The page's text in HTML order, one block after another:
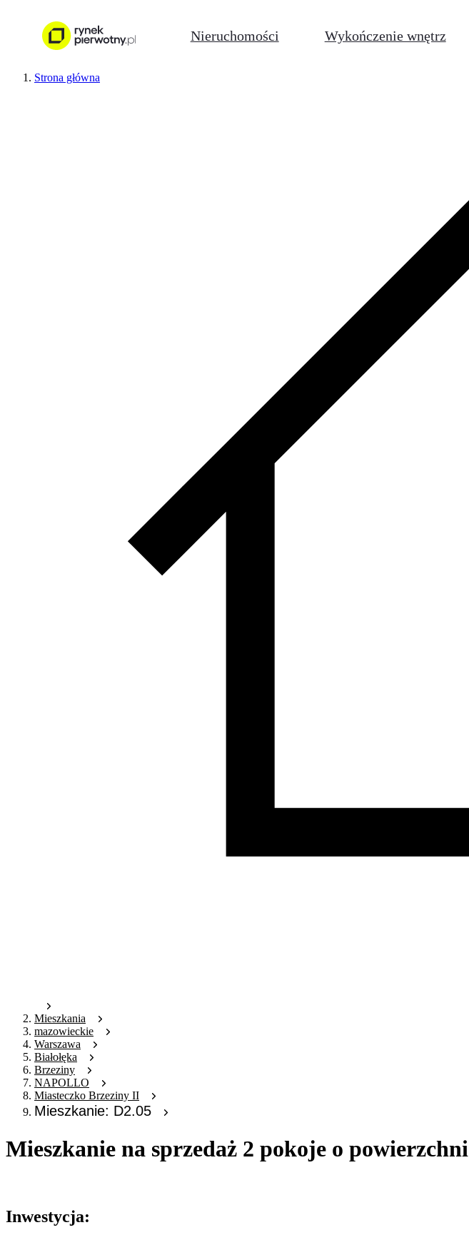
Nieruchomości Wykończenie wnętrz
Strona główna
Mieszkania
mazowieckie
Warszawa
Białołęka
Brzeziny
NAPOLLO
Miasteczko Brzeziny II
Mieszkanie: D2.05
Mieszkanie na sprzedaż 2 pokoje o
Inwestycja: